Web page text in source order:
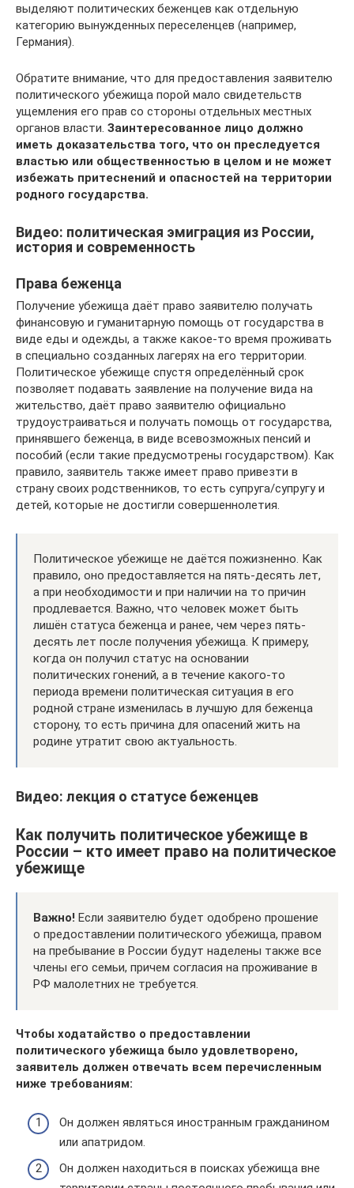
выделяют политических беженцев как отдельную
категорию вынужденных переселенцев (например,
Германия).
Обратите внимание, что для предоставления заявителю
политического убежища порой мало свидетельств
ущемления его прав со стороны отдельных местных
органов власти. Заинтересованное лицо должно
иметь доказательства того, что он преследуется
властью или общественностью в целом и не может
избежать притеснений и опасностей на территории
родного государства.
Видео: политическая эмиграция из России,
история и современность
Права беженца
Получение убежища даёт право заявителю получать
финансовую и гуманитарную помощь от государства в
виде еды и одежды, а также какое-то время проживать
в специально созданных лагерях на его территории.
Политическое убежище спустя определённый срок
позволяет подавать заявление на получение вида на
жительство, даёт право заявителю официально
трудоустраиваться и получать помощь от государства,
принявшего беженца, в виде всевозможных пенсий и
пособий (если такие предусмотрены государством). Как
правило, заявитель также имеет право привезти в
страну своих родственников, то есть супруга/супругу и
детей, которые не достигли совершеннолетия.
Политическое убежище не даётся пожизненно. Как
правило, оно предоставляется на пять-десять лет,
а при необходимости и при наличии на то причин
продлевается. Важно, что человек может быть
лишён статуса беженца и ранее, чем через пять-
десять лет после получения убежища. К примеру,
когда он получил статус на основании
политических гонений, а в течение какого-то
периода времени политическая ситуация в его
родной стране изменилась в лучшую для беженца
сторону, то есть причина для опасений жить на
родине утратит свою актуальность.
Видео: лекция о статусе беженцев
Как получить политическое убежище в
России – кто имеет право на политическое
убежище
Важно! Если заявителю будет одобрено прошение
о предоставлении политического убежища, правом
на пребывание в России будут наделены также все
члены его семьи, причем согласия на проживание в
РФ малолетних не требуется.
Чтобы ходатайство о предоставлении
политического убежища было удовлетворено,
заявитель должен отвечать всем перечисленным
ниже требованиям:
Он должен являться иностранным гражданином
или апатридом.
Он должен находиться в поисках убежища вне